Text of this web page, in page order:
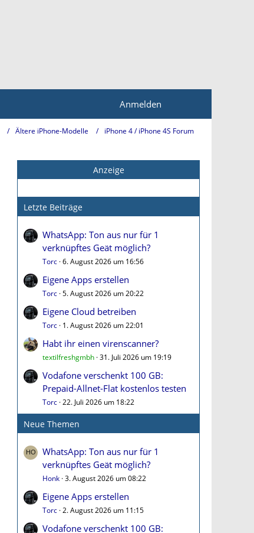
Anmelden
Ältere iPhone-Modelle iPhone 4 / iPhone 4S Forum
Anzeige
Letzte Beiträge
WhatsApp: Ton aus nur für 1
verknüpftes Geät möglich?
Torc 6. August 2026 um 16:56
Eigene Apps erstellen
Torc 5. August 2026 um 20:22
Eigene Cloud betreiben
Torc 1. August 2026 um 22:01
Habt ihr einen virenscanner?
textilfreshgmbh 31. Juli 2026 um 19:19
Vodafone verschenkt 100 GB:
Prepaid-Allnet-Flat kostenlos testen
Torc 22. Juli 2026 um 18:22
Neue Themen
WhatsApp: Ton aus nur für 1
verknüpftes Geät möglich?
Honk 3. August 2026 um 08:22
Eigene Apps erstellen
Torc 2. August 2026 um 11:15
Vodafone verschenkt 100 GB: